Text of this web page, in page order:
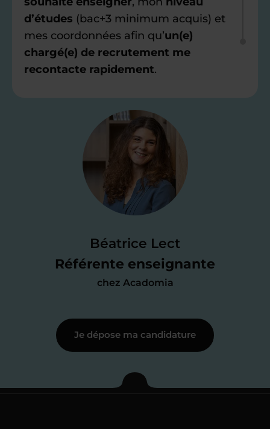
Béatrice Lect
Référente enseignante
chez Acadomia
d’études (bac+3 minimum acquis) et
mes coordonnées afin qu’un(e)
chargé(e) de recrutement me
recontacte rapidement.
Je valide ma
candidature
test de 15 minutes
des programmes scolaires(et pouvoir
me mettre à jour au besoin) et
j’échange en direct avec un chargé de
Étape 3
Je commence mes
Je dépose ma candidature